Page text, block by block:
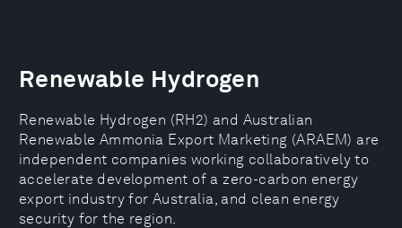
Renewable Hydrogen
Renewable Hydrogen (RH2) and Australian
Renewable Ammonia Export Marketing (ARAEM) are
independent companies working collaboratively to
accelerate development of a zero-carbon energy
export industry for Australia, and clean energy
security for the region.